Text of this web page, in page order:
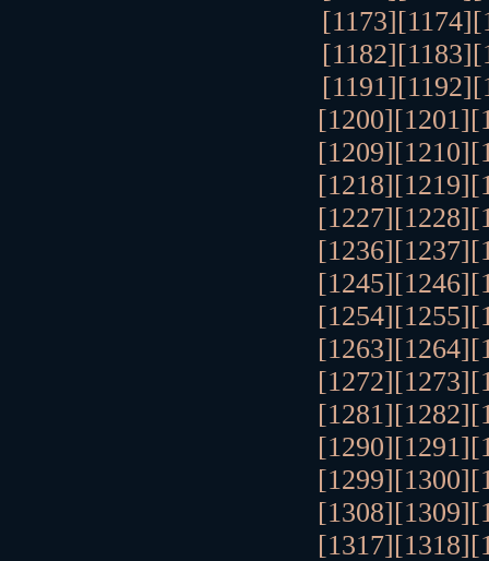
[1173][1174]
[1182][1183]
[1191][1192]
[1200][1201]
[1209][1210]
[1218][1219]
[1227][1228]
[1236][1237]
[1245][1246]
[1254][1255]
[1263][1264]
[1272][1273]
[1281][1282]
[1290][1291]
[1299][1300]
[1308][1309]
[1317][1318]